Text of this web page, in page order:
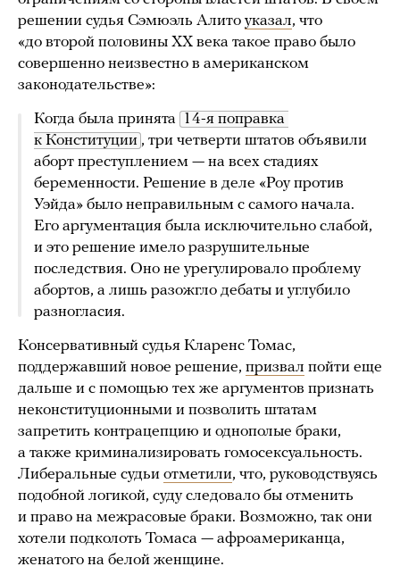
решении судья Сэмюэль Алито указал, что
«до второй половины XX века такое право было
совершенно неизвестно в американском
законодательстве»:
Когда была принята 14-я поправка
к Конституции , три четверти штатов объявили
аборт преступлением — на всех стадиях
беременности. Решение в деле «Роу против
Уэйда» было неправильным с самого начала.
Его аргументация была исключительно слабой,
и это решение имело разрушительные
последствия. Оно не урегулировало проблему
абортов, а лишь разожгло дебаты и углубило
разногласия.
Консервативный судья Кларенс Томас,
поддержавший новое решение, призвал пойти еще
дальше и с помощью тех же аргументов признать
неконституционными и позволить штатам
запретить контрацепцию и однополые браки,
а также криминализировать гомосексуальность.
Либеральные судьи отметили, что, руководствуясь
подобной логикой, суду следовало бы отменить
и право на межрасовые браки. Возможно, так они
хотели подколоть Томаса — афроамериканца,
женатого на белой женщине.